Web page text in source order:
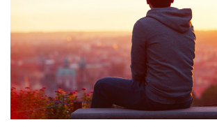
Lịch thi đấu bóng đá
Thế giới thể thao
eSports
Hậu trường
Ô tô - Xe
Ô tô
Xe máy
Tư vấn